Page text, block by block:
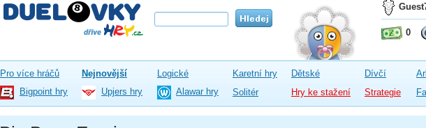
0
Pro více hráčů Nejnovější Logické Karetní hry Dětské Dívčí
Bigpoint hry
Upjers hry Alawar hry Solitér Hry ke stažení Strategie